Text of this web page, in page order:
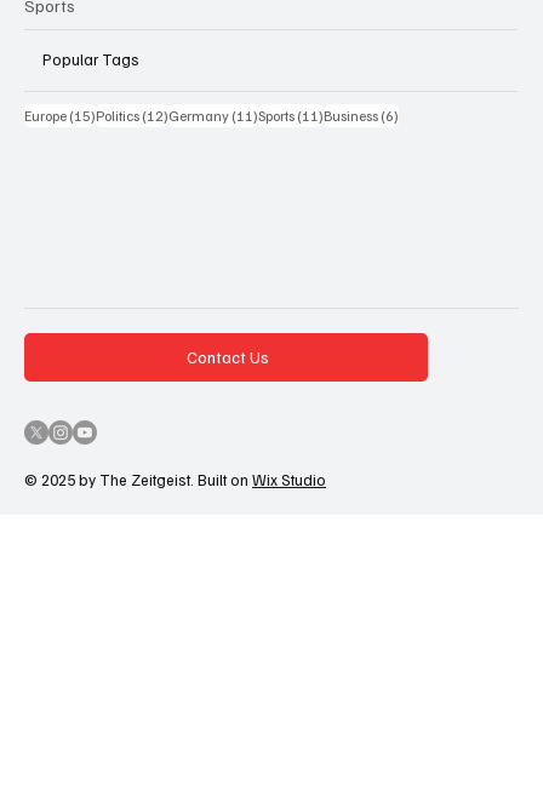
Sports
Popular Tags
Europe (15)15 Beiträge
Politics (12)12 Beiträge
Germany (11)11 Beiträge
Sports (11)11 Beiträge
Business (6)
© 2025 by The Zeitgeist. Built on Wix Studio
Contact Us